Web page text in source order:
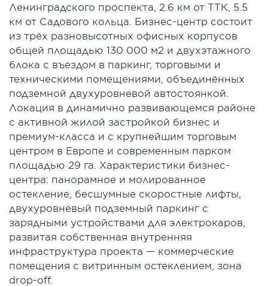
Ленинградского проспекта, 2.6 км от ТТК, 5.5
км от Садового кольца. Бизнес-центр состоит
из трёх разновысотных офисных корпусов
общей площадью 130 000 м2 и двухэтажного
блока с въездом в паркинг, торговыми и
техническими помещениями, объединённых
подземной двухуровневой автостоянкой.
Локация в динамично развивающемся районе
с активной жилой застройкой бизнес и
премиум-класса и с крупнейшим торговым
центром в Европе и современным парком
площадью 29 га. Характеристики бизнес-
центра: панорамное и молированное
остекление, бесшумные скоростные лифты,
двухуровневый подземный паркинг с
зарядными устройствами для электрокаров,
развитая собственная внутренняя
инфраструктура проекта — коммерческие
помещения с витринным остеклением, зона
drop-off.